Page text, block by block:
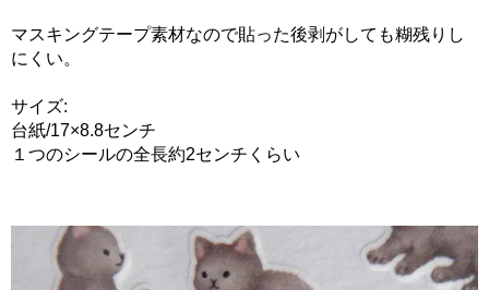
マスキングテープ素材なので貼った後剥がしても糊残りし
にくい。
サイズ:
台紙/17×8.8センチ
１つのシールの全長約2センチくらい